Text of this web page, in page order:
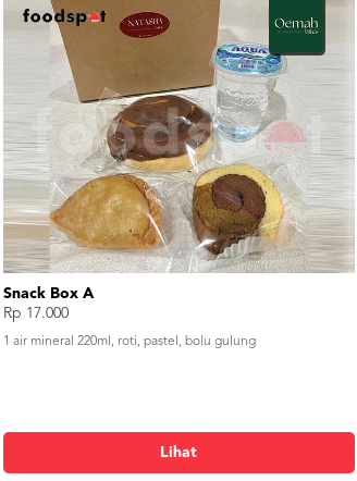
Snack Box A
Rp 17.000
1 air mineral 220ml, roti, pastel, bolu gulung
Lihat